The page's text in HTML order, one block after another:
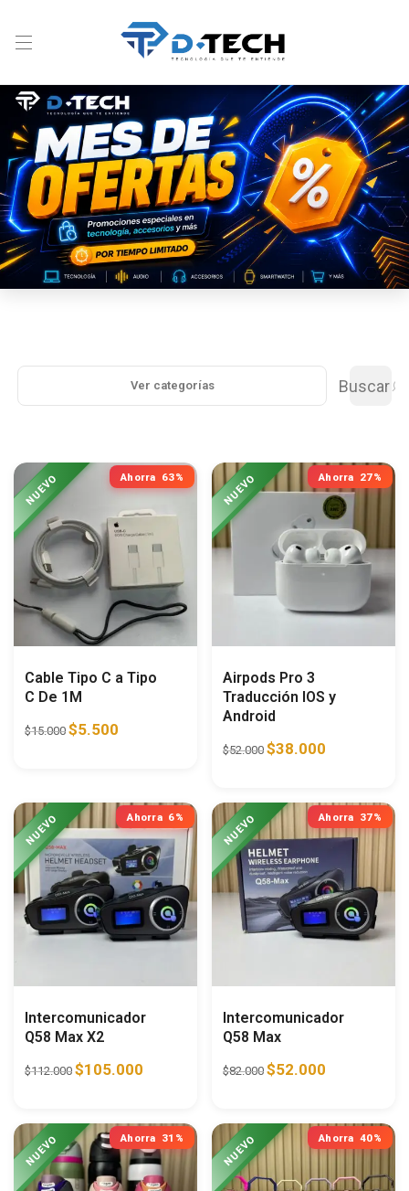
Buscar
Ahorra 63%
Cable Tipo C a Tipo
C De 1M
$15.000 $5.500
Ahorra 27%
Airpods Pro 3
Traducción IOS y
Android
$52.000 $38.000
Ahorra 6%
Intercomunicador
Q58 Max X2
$112.000 $105.000
Ahorra 37%
Intercomunicador
Q58 Max
$82.000 $52.000
Ahorra 31% Ahorra 40%